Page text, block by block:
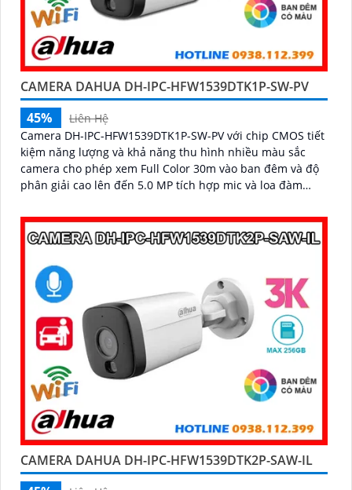
CAMERA DAHUA DH-IPC-HFW1539DTK1P-SW-PV
45%
Liên Hệ
Camera DH-IPC-HFW1539DTK1P-SW-PV với chip CMOS tiết
kiệm năng lượng và khả năng thu hình nhiều màu sắc
camera cho phép xem Full Color 30m vào ban đêm và độ
phân giải cao lên đến 5.0 MP tích hợp mic và loa đàm
CAMERA DAHUA DH-IPC-HFW1539DTK2P-SAW-IL